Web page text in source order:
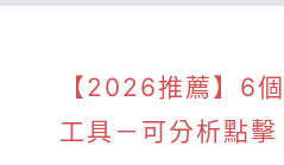
【2026推薦】6
工具－可分析點